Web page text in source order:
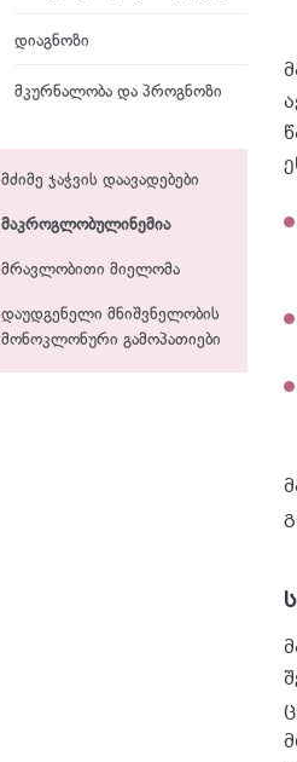
დიაგნოზი
მკურნალობა და პროგნოზი
მძიმე ჯაჭვის დაავადებები
მაკროგლობულინემია
მრავლობითი მიელომა
დაუდგენელი მნიშვნელობის
მონოკლონური გამოპათიები